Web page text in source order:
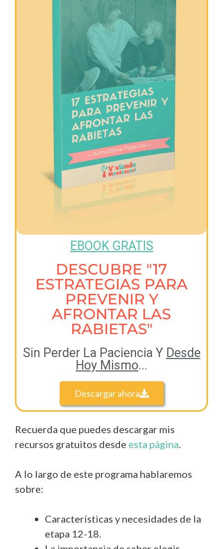
EBOOK GRATIS
DESCUBRE "17
ESTRATEGIAS PARA
PREVENIR Y
AFRONTAR LAS
RABIETAS"
Sin Perder La Paciencia Y Desde
Hoy Mismo...
Descargar ahora
Recuerda que puedes descargar mis
recursos gratuitos desde esta página.
A lo largo de este programa hablaremos
sobre:
Características y necesidades de la
etapa 12-18.